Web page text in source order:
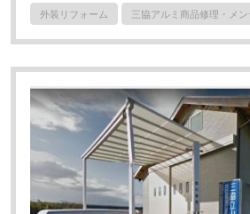
外装リフォーム 三協アルミ商品修理・メン